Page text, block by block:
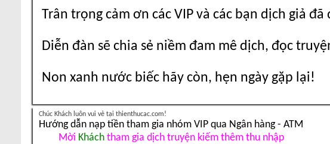
Trân trọng cảm ơn các VIP và các bạn dịch giả
Diễn đàn sẽ chia sẻ niềm đam mê dịch, đọc
Non xanh nước biếc hãy còn, hẹn ngày gặp lại!
Chúc Khách luôn vui vẻ tại thienthucac.com!
Hướng dẫn nạp tiền tham gia nhóm VIP qua Ngân hàng - ATM
Mời Kháchtham gia dịch truyện kiếm thêm thu nhập